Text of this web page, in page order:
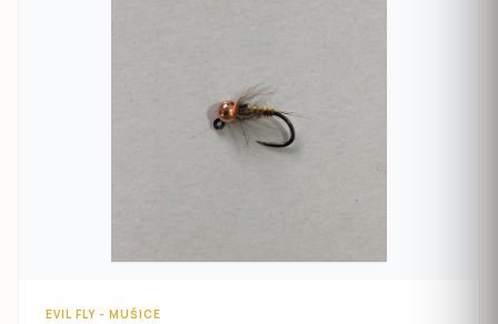
EVIL FLY - MUŠICE